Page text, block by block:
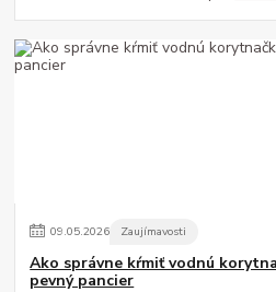
09.05.2026 Zaujímavosti
Ako správne kŕmiť vodnú
pevný pancier